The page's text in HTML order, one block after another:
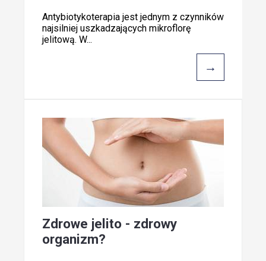
Antybiotykoterapia jest jednym z czynników
najsilniej uszkadzających mikroflorę
jelitową. W...
→
Zdrowe jelito - zdrowy
organizm?